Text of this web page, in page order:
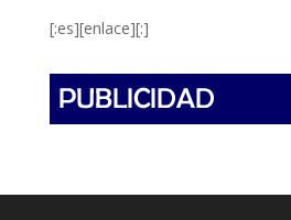
[:es][enlace][:]